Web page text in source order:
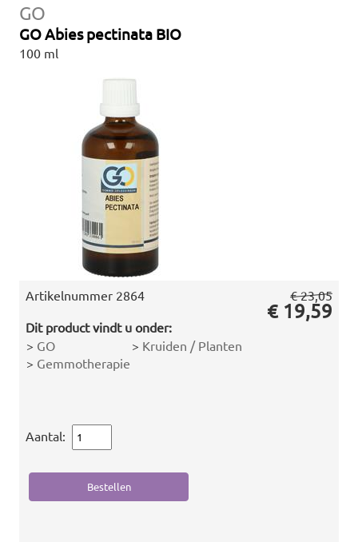
GO
GO Abies pectinata BIO
100 ml
Artikelnummer 2864
Dit product vindt u onder:
> GO > Kruiden / Planten
> Gemmotherapie
€ 23,05
€ 19,59
Aantal: